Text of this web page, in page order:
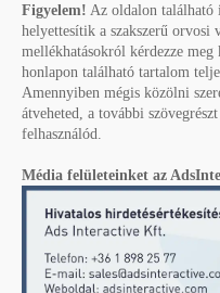
Figyelem! Az oldalon található
helyettesítik a szakszerű orvosi
mellékhatásokról kérdezze meg
honlapon található tartalom
Amennyiben mégis közölni
átveheted, a további
felhasználód.
Média felületeinket az